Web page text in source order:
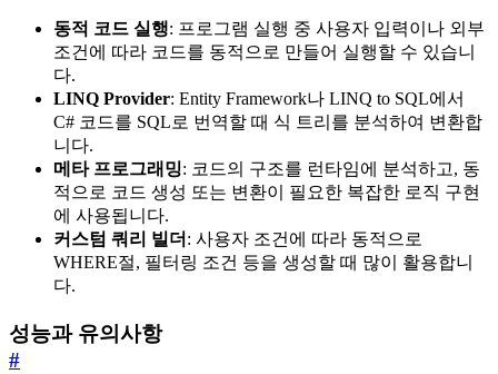
동적 코드 실행: 프로그램 실행 중 사용자 입력이나 외부
조건에 따라 코드를 동적으로 만들어 실행할 수 있습니
다.
LINQ Provider: Entity Framework나 LINQ to SQL에서
C# 코드를 SQL로 번역할 때 식 트리를 분석하여 변환합
니다.
메타 프로그래밍: 코드의 구조를 런타임에 분석하고, 동
적으로 코드 생성 또는 변환이 필요한 복잡한 로직 구현
에 사용됩니다.
커스텀 쿼리 빌더 : 사용자 조건에 따라 동적으로
WHERE절, 필터링 조건 등을 생성할 때 많이 활용합니
다.
성능과 유의사항
#